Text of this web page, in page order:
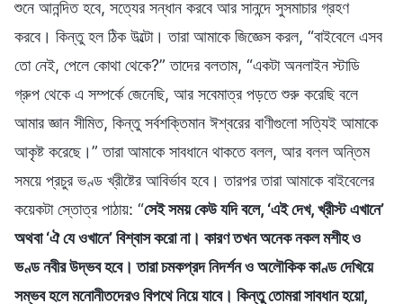
শুনে আনন্দিত হবে, সত্যের সন্ধান করবে আর সানন্দে সুসমাচার গ্রহণ
করবে। কিন্তু হল ঠিক উল্টো। তারা আমাকে জিজ্ঞেস করল, “বাইবেলে এসব
তো নেই, পেলে কোথা থেকে?” তাদের বলতাম, “একটা অনলাইন স্টাডি
গ্রুপ থেকে এ সম্পর্কে জেনেছি, আর সবেমাত্র পড়তে শুরু করেছি বলে
আমার জ্ঞান সীমিত, কিন্তু সর্বশক্তিমান ঈশ্বরের বাণীগুলো সত্যিই আমাকে
আকৃষ্ট করেছে।” তারা আমাকে সাবধানে থাকতে বলল, আর বলল অন্তিম
সময়ে প্রচুর ভণ্ড খ্রীষ্টের আবির্ভাব হবে। তারপর তারা আমাকে বাইবেলের
কয়েকটা স্তোত্র পাঠায়: “সেই সময় কেউ যদি বলে, ‘এই দেখ, খ্রীস্ট এখানে’
অথবা ‘ঐ যে ওখানে’ বিশ্বাস করো না। কারণ তখন অনেক নকল মশীহ ও
ভণ্ড নবীর উদ্ভব হবে। তারা চমকপ্রদ নিদর্শন ও অলৌকিক কাণ্ড দেখিয়ে
সম্ভব হলে মনোনীতদেরও বিপথে নিয়ে যাবে। কিন্তু তোমরা সাবধান হয়ো,